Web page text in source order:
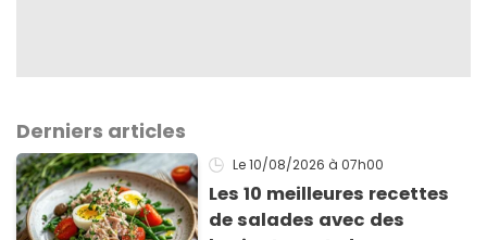
Derniers articles
Le 10/08/2026 à 07h00
Les 10 meilleures recettes
de salades avec des